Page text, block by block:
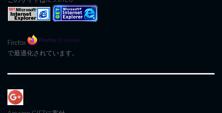
Firefox
で最適化されています。